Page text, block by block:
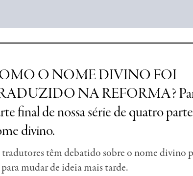
O NOME DIVINO FOI
NA REFORMA?
final de nossa série de quatro
divino.
tradutores têm debatido sobre o nome divino
mudar de ideia mais tarde.